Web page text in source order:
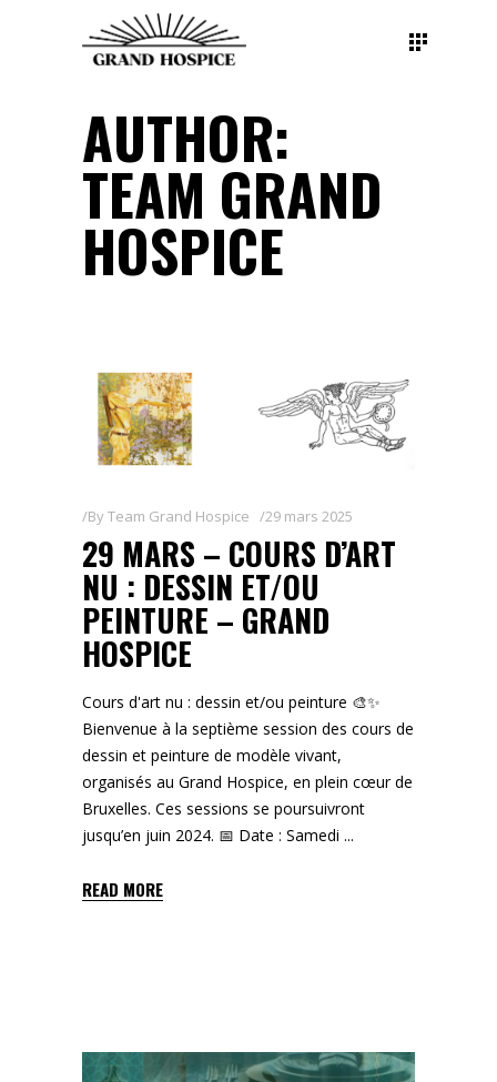
AUTHOR:
TEAM GRAND
HOSPICE
ByTeam Grand Hospice 29 mars 2025
29 MARS – COURS D’ART
NU : DESSIN ET/OU
PEINTURE – GRAND
HOSPICE
Cours d'art nu : dessin et/ou peinture 🎨✨
Bienvenue à la septième session des cours de
dessin et peinture de modèle vivant,
organisés au Grand Hospice, en plein cœur de
Bruxelles. Ces sessions se poursuivront
jusqu’en juin 2024. 📅 Date : Samedi
READ MORE